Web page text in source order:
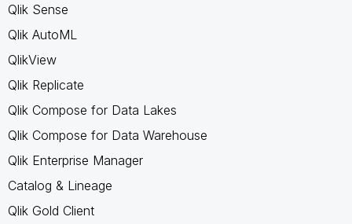
Qlik Sense
Qlik AutoML
QlikView
Qlik Replicate
Qlik Compose for Data Lakes
Qlik Compose for Data Warehouse
Qlik Enterprise Manager
Catalog & Lineage
Qlik Gold Client